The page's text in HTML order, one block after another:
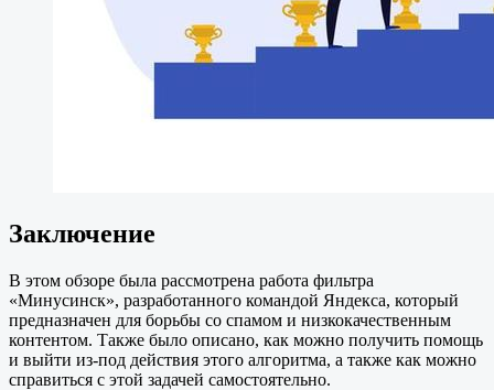
Заключение
В этом обзоре была рассмотрена работа фильтра
«Минусинск», разработанного командой Яндекса, который
предназначен для борьбы со спамом и низкокачественным
контентом. Также было описано, как можно получить помощь
и выйти из-под действия этого алгоритма, а также как можно
справиться с этой задачей самостоятельно.